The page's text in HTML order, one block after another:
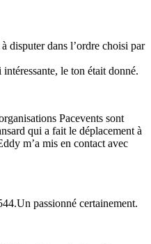
disputer dans l’ordre choisi par
le ton était donné.
Pacevents sont
qui a fait le déplacement à
m’a mis en contact avec
passionné certainement.